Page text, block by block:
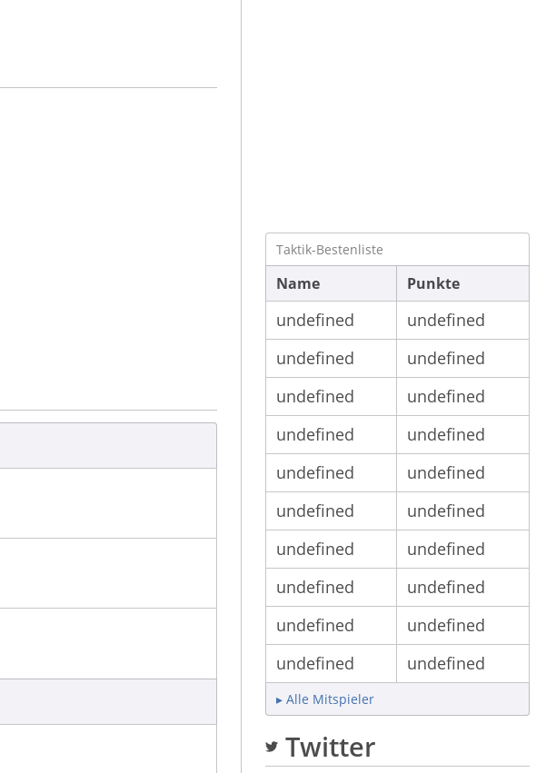
Taktik-Bestenliste
Name Punkte
undefined
undefined
undefined
undefined
undefined
undefined
undefined
undefined
undefined
undefined
undefined
undefined
undefined
undefined
undefined
undefined
undefined
undefined
undefined
undefined
▸ Alle Mitspieler
Twitter